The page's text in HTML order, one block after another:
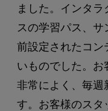
ました。インタ
スの学習パス、
前設定されたコン
いものでした。お
非常によく、毎週
す。お客様のスタ